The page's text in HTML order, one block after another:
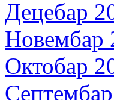
Децебар
Новембар
Октобар